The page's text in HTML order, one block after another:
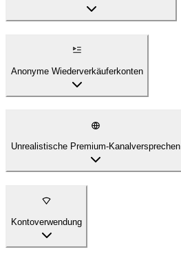
Anonyme Wiederverkäuferkonten
Unrealistische Premium-Kanalversprechen
Kontoverwendung